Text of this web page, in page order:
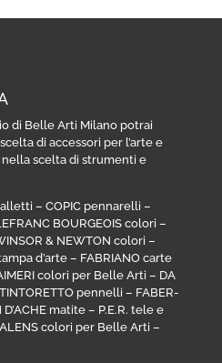
di Belle Arti Milano potrai
di accessori per l’arte e
scelta di strumenti e
– COPIC pennarelli –
BOURGEOIS colori –
& NEWTON colori –
d’arte– FABRIANO carte
colori per Belle Arti – DA
TINTORETTO pennelli – FABER-
D’ACHE matite– P.E.R. tele e
colori per Belle Arti –